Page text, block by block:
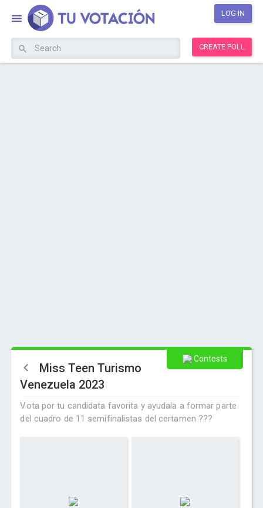
LOG IN
CREATE POLL
Contests
Miss Teen Turismo
Venezuela 2023
Vota por tu candidata favorita y ayudala a formar parte
del cuadro de 11 semifinalistas del certamen ???